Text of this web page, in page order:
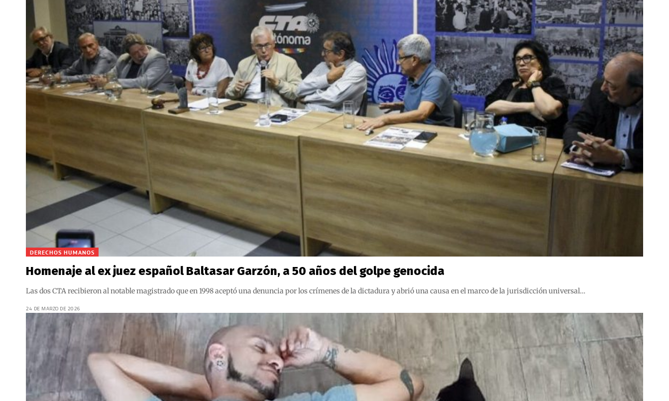
DERECHOS HUMANOS
Homenaje al ex juez español Baltasar Garzón, a 50 años del golpe genocida
Las dos CTA recibieron al notable magistrado que en 1998 aceptó una denuncia por los crímenes de la dictadura y abrió una causa en el marco de la jurisdicción universal…
24 DE MARZO DE 2026